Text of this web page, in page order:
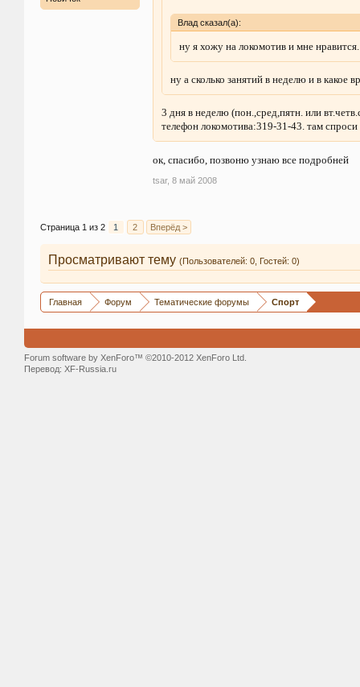
Влад сказал(а):
ну я хожу на локомотив и мне
ну а сколько занятий в неделю и в какое
3 дня в неделю (пон.,сред,пятн. или
телефон локомотива:319-31-43. там
ок, спасибо, позвоню узнаю все подробней
tsar, 8 май 2008
Страница 1 из 2 1 2 Вперёд >
Просматривают тему (Пользователей: 0, Гостей: 0)
Главная Форум Тематические форумы Спорт
Forum software by XenForo™ ©2010-2012 XenForo Ltd.
Перевод: XF-Russia.ru